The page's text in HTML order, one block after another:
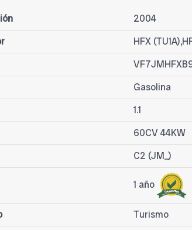
2004
HFX
Gasolina
1.1
60CV 44KW
C2 (JM_)
1 año
Turismo